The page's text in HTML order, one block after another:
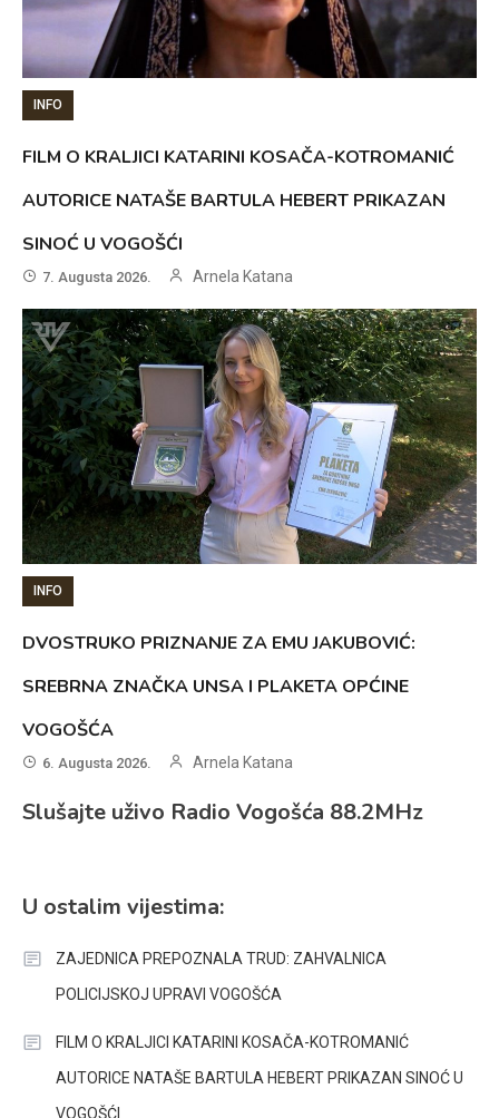
INFO
FILM O KRALJICI KATARINI KOSAČA-KOTROMANIĆ
AUTORICE NATAŠE BARTULA HEBERT PRIKAZAN
SINOĆ U VOGOŠĆI
7. Augusta 2026. Arnela Katana
INFO
DVOSTRUKO PRIZNANJE ZA EMU JAKUBOVIĆ:
SREBRNA ZNAČKA UNSA I PLAKETA OPĆINE
VOGOŠĆA
6. Augusta 2026. Arnela Katana
Slušajte uživo Radio Vogošća 88.2MHz
U ostalim vijestima:
ZAJEDNICA PREPOZNALA TRUD: ZAHVALNICA
POLICIJSKOJ UPRAVI VOGOŠĆA
FILM O KRALJICI KATARINI KOSAČA-KOTROMANIĆ
AUTORICE NATAŠE BARTULA HEBERT PRIKAZAN SINOĆ U
VOGOŠĆI